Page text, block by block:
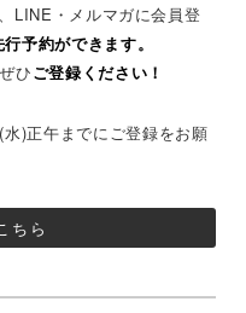
LINE・メルマガに会員登
予約ができます。
ひご登録ください！
)正午までにご登録をお願
ちら